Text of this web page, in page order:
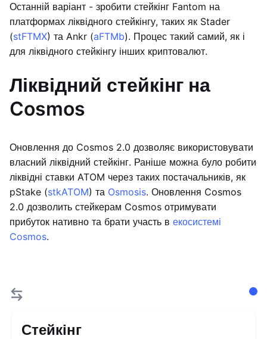
Останній варіант - зробити стейкінг Fantom на
платформах ліквідного стейкінгу, таких як Stader
(stFTMX) та Ankr (aFTMb). Процес такий самий, як і
для ліквідного стейкінгу інших криптовалют.
Ліквідний стейкінг на
Cosmos
Оновлення до Cosmos 2.0 дозволяє використовувати
власний ліквідний стейкінг. Раніше можна було робити
ліквідні ставки ATOM через таких постачальників, як
pStake (stkATOM) та Osmosis. Оновлення Cosmos
2.0 дозволить стейкерам Cosmos отримувати
прибуток нативно та брати участь в екосистемі
Cosmos.
Стейкінг